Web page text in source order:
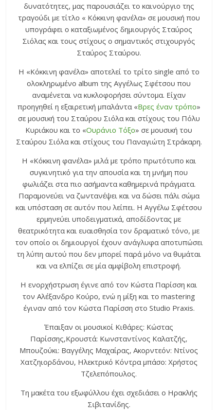
δυνατότητες, μας παρουσιάζει το καινούργιο της
τραγούδι με τίτλο « Κόκκινη φανέλα» σε μουσική που
υπογράφει ο καταξιωμένος δημιουργός Σταύρος
Σιόλας και τους στίχους ο σημαντικός στιχουργός
Σταύρος Σταύρου.
Η «Κόκκινη φανέλα» αποτελεί το τρίτο single από το
ολοκληρωμένο album της Αγγέλως Σφέτσου που
αναμένεται να κυκλοφορήσει σύντομα. Είχαν
προηγηθεί η εξαιρετική μπαλάντα «Βρες έναν τρόπο»
σε μουσική του Σταύρου Σιόλα και στίχους του Πόλυ
Κυριάκου και το «Ουράνιο Τόξο» σε μουσική του
Σταύρου Σιόλα και στίχους του Παναγιώτη Στράκαρη.
Η «Κόκκινη φανέλα» μιλά με τρόπο πρωτότυπο και
συγκινητικό για την απουσία και τη μνήμη που
φωλιάζει στα πιο ασήμαντα καθημερινά πράγματα.
Παραμονεύει να ζωντανέψει και να δώσει πάλι σώμα
και υπόσταση σε αυτόν που λείπει. Η Αγγέλω Σφέτσου
ερμηνεύει υποδειγματικά, αποδίδοντας με
θεατρικότητα και ευαισθησία τον δραματικό τόνο, με
τον οποίο οι δημιουργοί έχουν ανάγλυφα αποτυπώσει
τη λύπη αυτού που δεν μπορεί παρά μόνο να θυμάται
και να ελπίζει σε μία αμφίβολη επιστροφή.
Η ενορχήστρωση έγινε από τον Κώστα Παρίσση και
τον Αλέξανδρο Κούρο, ενώ η μίξη και το mastering
έγιναν από τον Κώστα Παρίσση στο Studio Praxis.
Έπαιξαν οι μουσικοί Κιθάρες: Κώστας
Παρίσσης,Κρουστά: Κωνσταντίνος Καλατζής,
Μπουζούκι: Βαγγέλης Μαχαίρας, Ακορντεόν: Ντίνος
Χατζηιορδάνου, Ηλεκτρικό Κόντρα μπάσο: Χρήστος
Τζελεπόπουλος.
Τη μακέτα του εξωφύλλου έχει σχεδιάσει ο Ηρακλής
Σιβιτανίδης.